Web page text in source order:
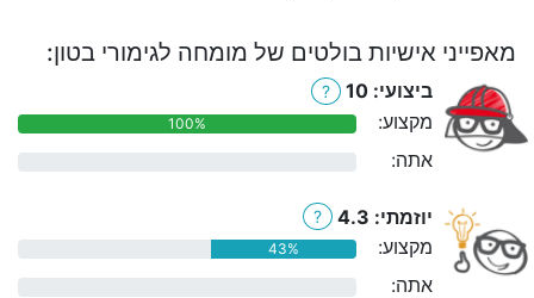
מאפייני אישיות בולטים של מומחה לגימורי בטון:
ביצועי: 10 ?
מקצוע: 100%
אתה:
יוזמתי: 4.3 ?
מקצוע: 43%
אתה: